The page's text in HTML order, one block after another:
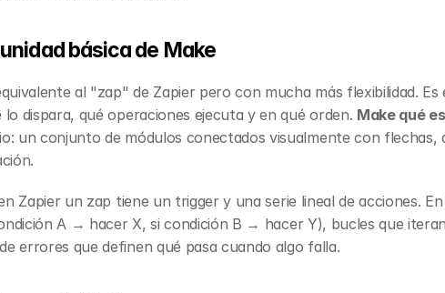
básica de Make
al "zap" de Zapier pero con mucha más flexibilidad.
dispara, qué operaciones ejecuta y en qué orden. Make qué es
un conjunto de módulos conectados visualmente con flechas,
Zapier un zap tiene un trigger y una serie lineal de acciones.
A → hacer X, si condición B → hacer Y), bucles que
errores que definen qué pasa cuando algo falla.